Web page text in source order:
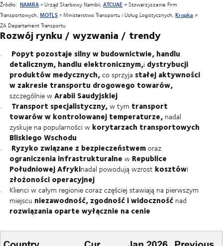
Źródło: NAMRA Urząd Skarbowy Namibii, ATCUAE
Stowarzyszenie Firm
Transportowych, MOTLS Ministerstwo Transportu i Usług Logistycznych, Kropka
ZA Departament Transportu
Rozwój rynku / wyzwania / trendy
Popyt pozostaje silny w budownictwie, handlu
detalicznym, handlu elektronicznym,i dystrybucji
produktów medycznych,co sprzyja stałej aktywności
w zakresie transportu drogowego towarów,
szczególnie wArabii Saudyjskiej
Transport specjalistyczny,w tym transport
towarów w kontrolowanej temperaturze,nadal
zyskuje na popularności w korytarzach transportowych
Bliskiego Wschodu
Ryzyko związane z bezpieczeństwemoraz
ograniczenia infrastrukturalne w Republice
Południowej Afrykinadal powodują wzrost kosztówi
złożoności operacyjnej
Klienci w całym regionie coraz częściej stawiają na pierwszym
miejscu niezawodność, zgodność iwidocznośćnad
rozwiązania oparte wyłącznie na cenie